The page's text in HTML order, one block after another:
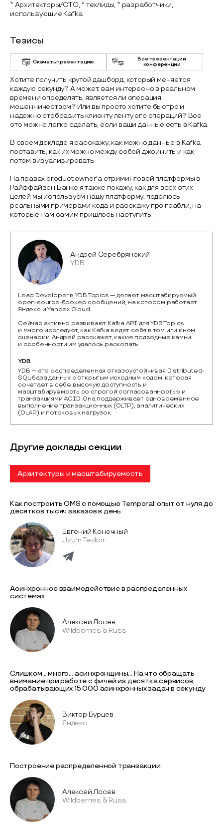
* Архитекторы/CTO, * техлиды, * разработчики,
использующие Kafka.
Тезисы
Скачать презентацию
Все презентации
конференции
Хотите получить крутой дашборд, который меняется
каждую секунду? А может, вам интересно в реальном
времени определять, является ли операция
мошенничеством? Или вы просто хотите быстро и
надежно отобразить клиенту ленту его операций? Все
это можно легко сделать, если ваши данные есть в Kafka.
В своем докладе я расскажу, как можно данные в Kafka
поставить, как их можно между собой джоинить и как
потом визуализировать.
На правах product owner'а стриминговой платформы в
Райффайзен Банке я также покажу, как для всех этих
целей мы используем нашу платформу, поделюсь
реальными примерами кода и расскажу про грабли, на
которые нам самим пришлось наступить.
Андрей Серебрянский
YDB
Lead Developer в YDB Topics — делают масштабируемый
open-source-брокер сообщений, на котором работает
Яндекс и Yandex Cloud.
Сейчас активно развивают Kafka API для YDB Topics
и много исследуют, как Kafka ведет себя в том или ином
сценарии. Андрей расскажет, какие подводные камни
и особенности им удалось раскопать.
YDB
YDB — это распределенная отказоустойчивая Distributed-
SQL-база данных с открытым исходным кодом, которая
сочетает в себе высокую доступность и
масштабируемость со строгой согласованностью и
транзакциями ACID. Она поддерживает одновременное
выполнение транзакционных (OLTP), аналитических
(OLAP) и потоковых нагрузок.
Другие доклады секции
Архитектуры и масштабируемость
Как построить OMS с помощью Temporal: опыт от нуля до
десятков тысяч заказов в день
Евгений Конечный
Uzum Tezkor
Асинхронное взаимодействие в распределенных
системах
Алексей Лосев
Wildberries & Russ
Слишком… много… асинхронщины… На что обращать
внимание при работе с фичей из десятка сервисов,
обрабатывающих 15 000 асинхронных задач в секунду
Виктор Бурцев
Яндекс
Построение распределенной транзакции
Алексей Лосев
Wildberries & Russ